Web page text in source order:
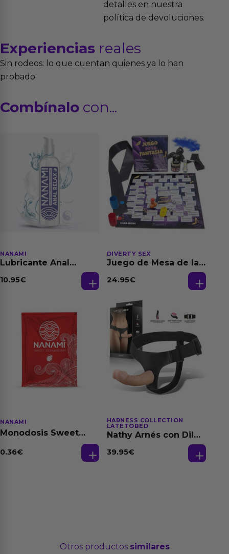
detalles en nuestra
política de devoluciones.
Experiencias reales
Sin rodeos: lo que cuentan quienes ya lo han
probado
Combínalo con...
NANAMI
Lubricante Anal
Dilatación Base Agua
10.95€
DIVERTY SEX
Juego de Mesa de las
24.95€
NANAMI
Monodosis Sweet
Base Agua 4 ml
0.36€
HARNESS COLLECTION
LATETOBED
Nathy Arnés con Dildo
39.95€
Otros productos similares